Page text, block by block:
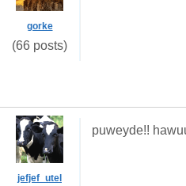
gorke
(66 posts)
jefjef_utel
puweyde!!